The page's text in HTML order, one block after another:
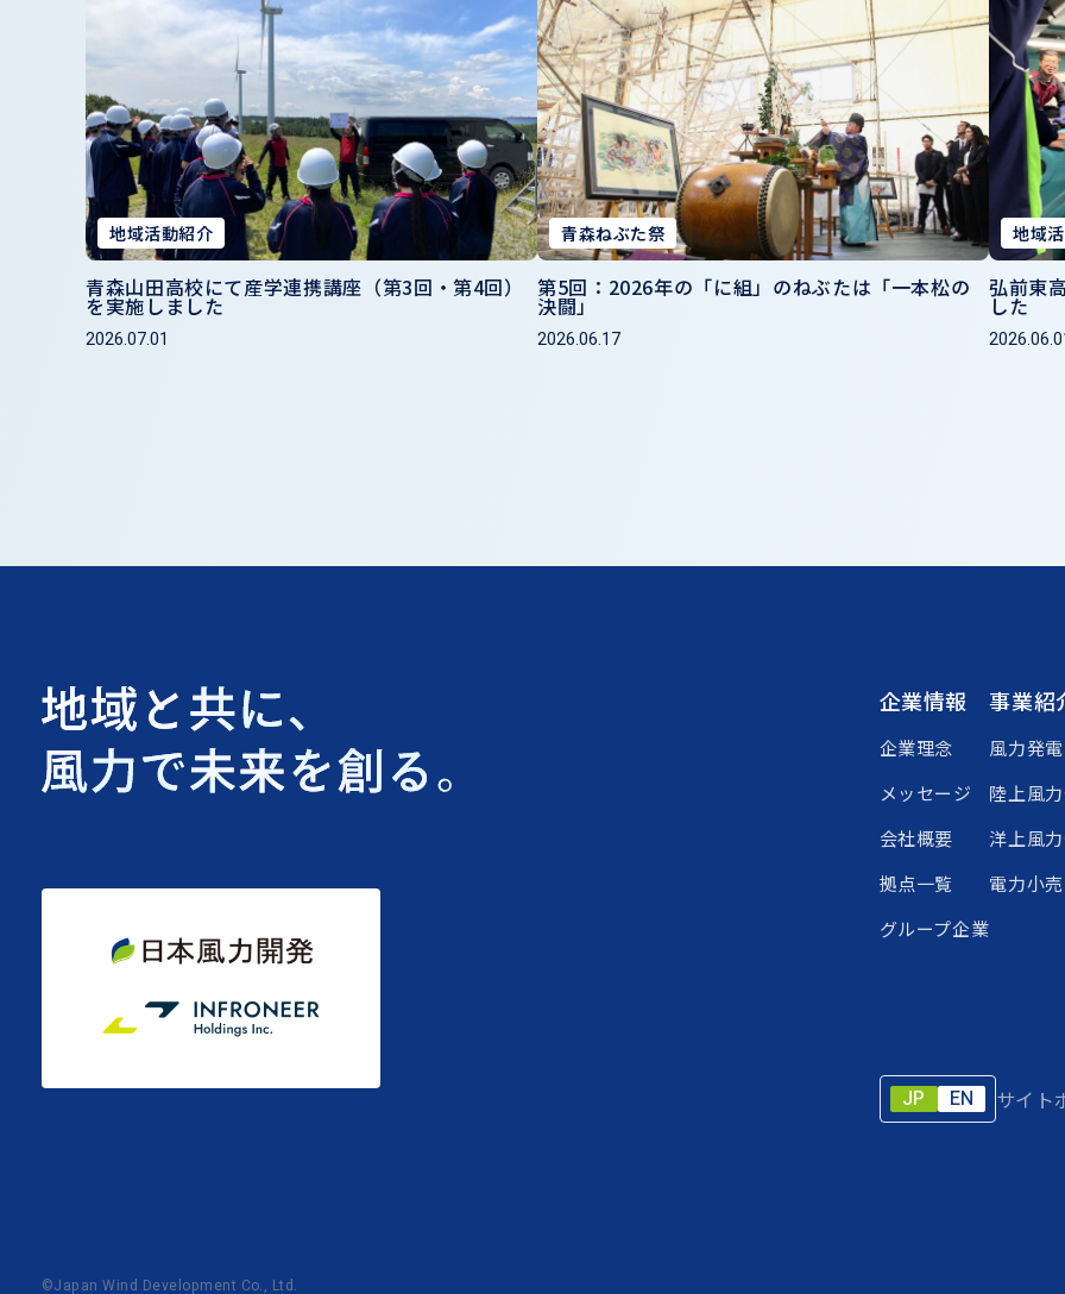
地域活動紹介
青森山田高校にて産学連携講座（第3回・第4回）
を実施しました
2026.07.01
青森ねぶた祭
第5回：2026年の「に組」のねぶたは「一本松の
決闘」
2026.06.17
地域
弘前東
した
企業情報
企業理念
メッセージ
会社概要
拠点一覧
グループ企業
事業紹
風力発
陸上風
洋上風
電力小売
JP EN サイト
©Japan Wind Development Co., Ltd.